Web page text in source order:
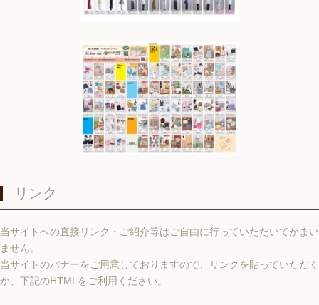
リンク
当サイトへの直接リンク・ご紹介等はご自由に行っていただいてかまい
ません。
当サイトのバナーをご用意しておりますので、リンクを貼っていただく
か、下記のHTMLをご利用ください。